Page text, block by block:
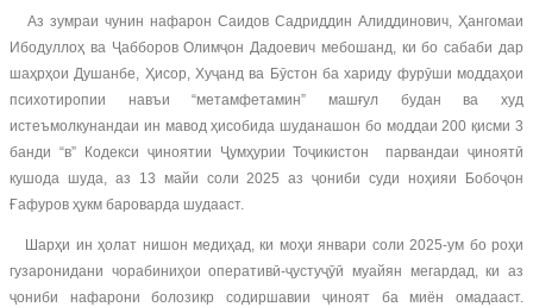
Аз зумраи чунин нафарон Саидов Садриддин Алиддинович, Ҳангомаи
Ибодуллоҳ ва Ҷабборов Олимҷон Дадоевич мебошанд, ки бо сабаби дар
шаҳрҳои Душанбе, Ҳисор, Хуҷанд ва Бӯстон ба хариду фурӯши моддаҳои
психотиропии навъи “метамфетамин” машғул будан ва худ
истеъмолкунандаи ин мавод ҳисобида шуданашон бо моддаи 200 қисми 3
банди “в” Кодекси ҷиноятии Ҷумҳурии Тоҷикистон парвандаи ҷиноятӣ
кушода шуда, аз 13 майи соли 2025 аз ҷониби суди ноҳияи Бобоҷон
Ғафуров ҳукм бароварда шудааст.
Шарҳи ин ҳолат нишон медиҳад, ки моҳи январи соли 2025-ум бо роҳи
гузаронидани чорабиниҳои оперативӣ-ҷустуҷӯӣ муайян мегардад, ки аз
ҷониби нафарони болозикр содиршавии ҷиноят ба миён омадааст.